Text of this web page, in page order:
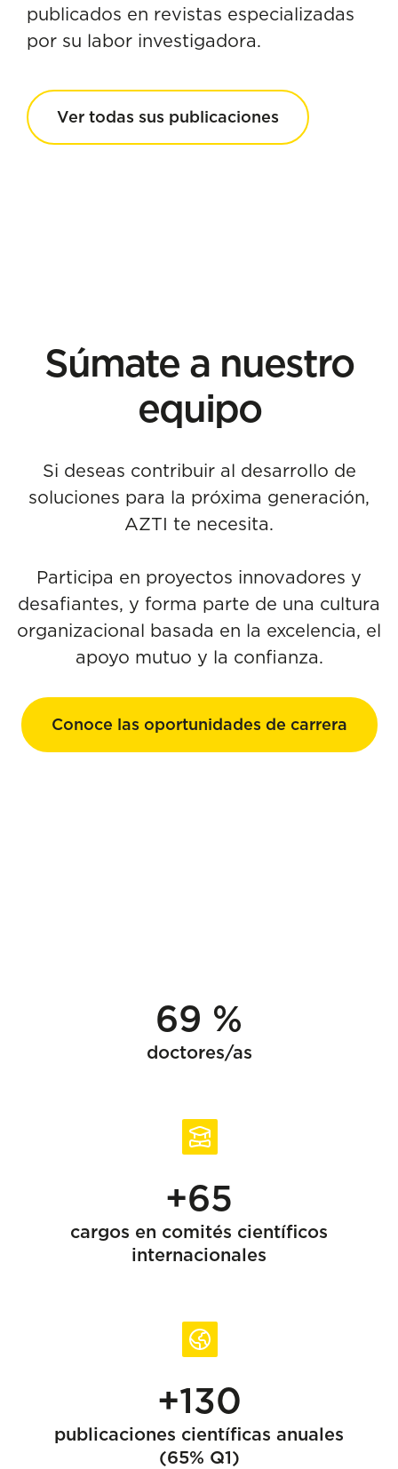
publicados en revistas especializadas
por su labor investigadora.
Ver todas sus publicaciones
Súmate a nuestro
equipo
Si deseas contribuir al desarrollo de
soluciones para la próxima generación,
AZTI te necesita.
Participa en proyectos innovadores y
desafiantes, y forma parte de una cultura
organizacional basada en la excelencia, el
apoyo mutuo y la confianza.
Conoce las oportunidades de carrera
69 %
doctores/as
+65
cargos en comités científicos
internacionales
+130
publicaciones científicas anuales
(65% Q1)